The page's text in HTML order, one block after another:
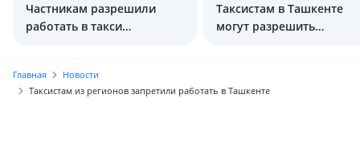
Частникам разрешили
работать в такси
Таксистам в Ташкенте
могут разрешить
Главная
Новости
Таксистам из регионов запретили работать в Ташкенте